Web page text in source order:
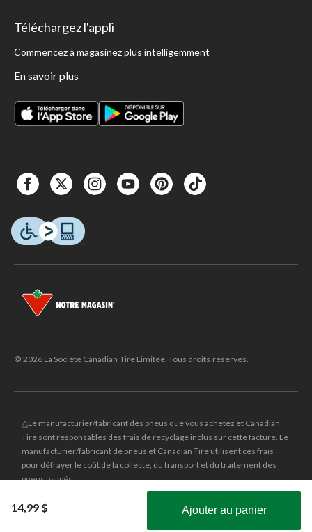
14,99 $ Ajouter au panier
Obtenez les plus récentes offres!
Téléchargez l'appli
Commencez à magasinez plus intelligemment
En savoir plus
© 2026 La Société Canadian Tire Limitée. Tous droits réservés.
△Le manufacturier/fabricant des pneus que vous achetez et Canadian
Tire sont responsables des frais de recyclage inclus sur cette facture. Le
manufacturier/fabricant de pneus et Canadian Tire utilisent ces frais
pour défrayer le coût de la collecte, du transport et du traitement des
pneus usagés.
et le logo du triangle CANADIAN TIRE sont des
marques de commerce déposées de la Société Canadian Tire Limitée.